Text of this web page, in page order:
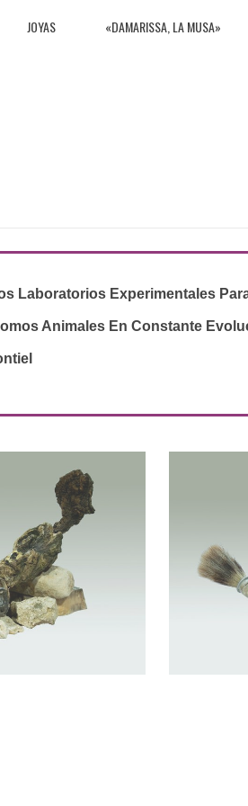
JOYAS «DAMARISSA, LA MUSA»
Laboratorios Experimentales
Animales En Constante